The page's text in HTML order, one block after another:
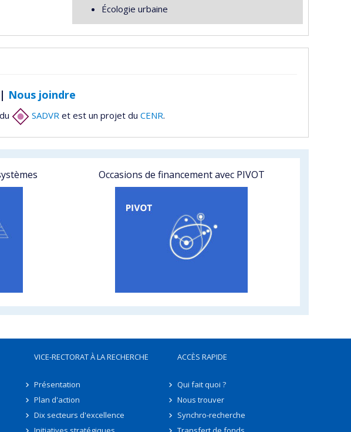
Écologie urbaine
| Nous joindre
SADVRet est un projet du CENR.
Occasions de financement avec PIVOT
VICE-RECTORAT À LA RECHERCHE
Présentation
Plan d'action
Dix secteurs d'excellence
ACCÈS RAPIDE
Qui fait quoi ?
Nous trouver
Synchro-recherche